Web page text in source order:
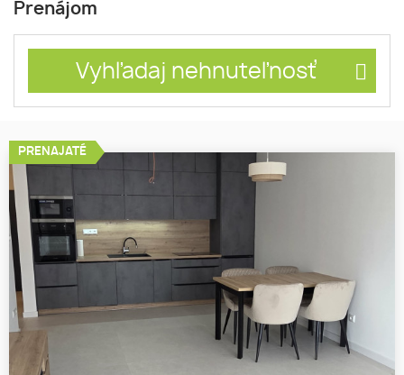
Prenájom
Vyhľadaj nehnuteľnosť
PRENAJATÉ